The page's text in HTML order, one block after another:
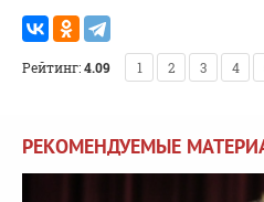
Рейтинг:4.09 1 2 3 4
РЕКОМЕНДУЕМЫЕ